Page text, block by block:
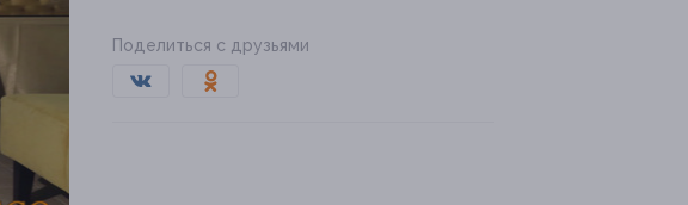
Поделиться с друзьями